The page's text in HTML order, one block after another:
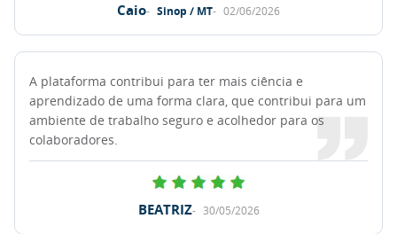
Caio Sinop / MT 02/06/2026
A plataforma contribui para ter mais ciência e
aprendizado de uma forma clara, que contribui para um
ambiente de trabalho seguro e acolhedor para os
colaboradores.
BEATRIZ 30/05/2026